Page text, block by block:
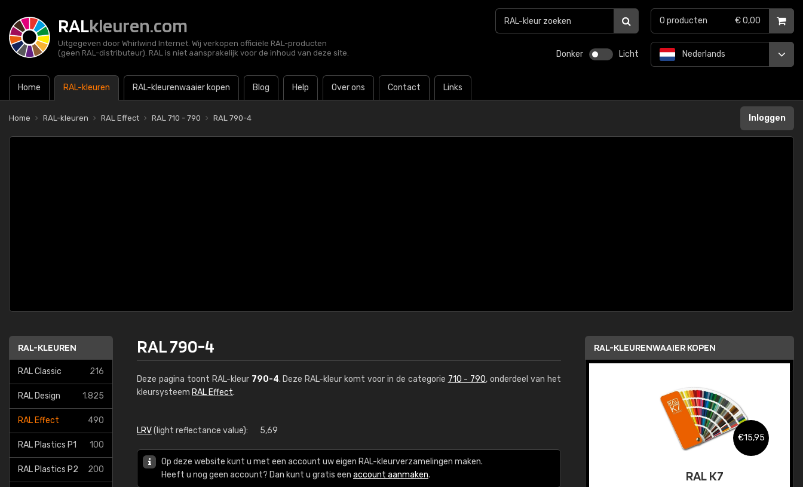
RALkleuren.com
Uitgegeven door Whirlwind Internet. Wij verkopen officiële RAL-producten
(geen RAL-distributeur). RAL is niet aansprakelijk voor de inhoud van deze site.
Donker Licht
Home RAL-kleuren RAL-kleurenwaaier kopen Blog Help Over ons Contact Links
Nederlands
0 producten € 0,00
Home RAL-kleuren RAL Effect RAL 710 - 790 RAL 790-4 Inloggen
RAL-KLEUREN
RAL Classic 216
RAL Design 1.825
RAL Effect 490
RAL Plastics P1 100
RAL Plastics P2 200
RAL 790-4
Deze pagina toont RAL-kleur 790-4. Deze RAL-kleur komt voor in de categorie 710 - 790, onderdeel van het
kleursysteem RAL Effect.
LRV(light reflectance value): 5,69
Op deze website kunt u met een account uw eigen RAL-kleurverzamelingen maken.
Heeft u nog geen account? Dan kunt u gratis een account aanmaken.
RAL-KLEURENWAAIER KOPEN
RAL K7 op waterbasis
€15,95
RAL K7